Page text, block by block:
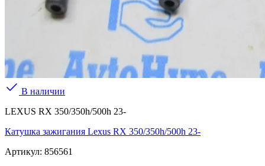
В наличии
LEXUS RX 350/350h/500h 23-
Катушка зажигания Lexus RX 350/350h/500h 23-
Артикул: 856561